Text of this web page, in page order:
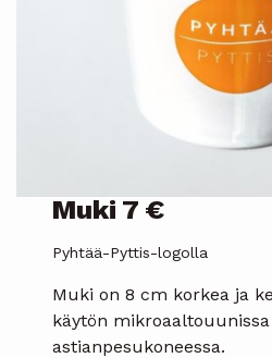
Muki 7 €
Pyhtää-Pyttis-logolla
Muki on 8 cm korkea ja
käytön mikroaaltouunissa
astianpesukoneessa.